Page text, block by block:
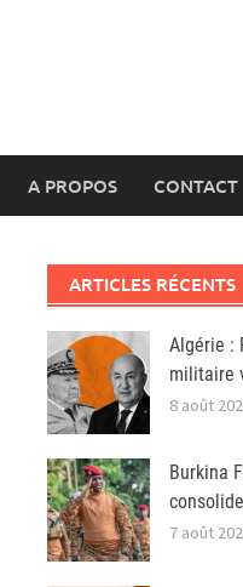
A PROPOS CONTACT
ARTICLES RÉCENTS
Algérie :
militaire
8 août
Burkina
7 août